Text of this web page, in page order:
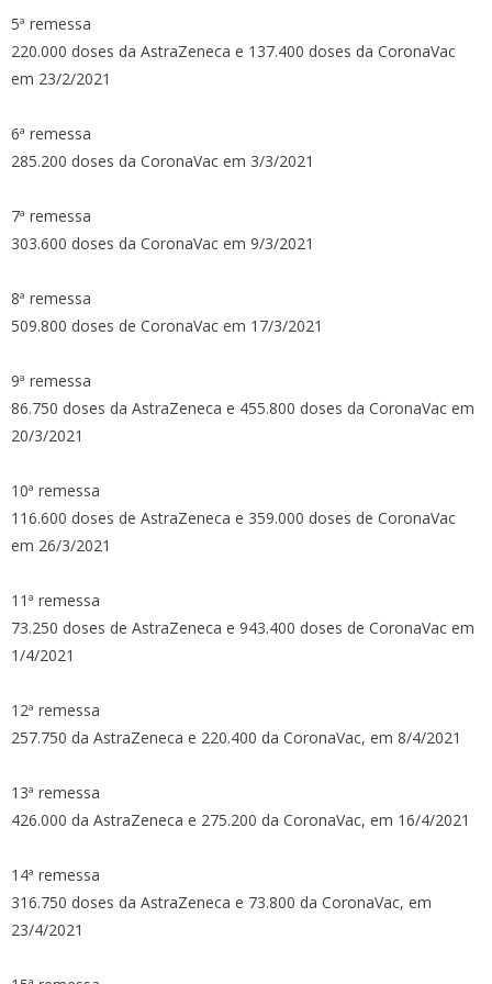
5ª remessa
220.000 doses da AstraZeneca e 137.400 doses da CoronaVac
em 23/2/2021
6ª remessa
285.200 doses da CoronaVac em 3/3/2021
7ª remessa
303.600 doses da CoronaVac em 9/3/2021
8ª remessa
509.800 doses de CoronaVac em 17/3/2021
9ª remessa
86.750 doses da AstraZeneca e 455.800 doses da CoronaVac em
20/3/2021
10ª remessa
116.600 doses de AstraZeneca e 359.000 doses de CoronaVac
em 26/3/2021
11ª remessa
73.250 doses de AstraZeneca e 943.400 doses de CoronaVac em
1/4/2021
12ª remessa
257.750 da AstraZeneca e 220.400 da CoronaVac, em 8/4/2021
13ª remessa
426.000 da AstraZeneca e 275.200 da CoronaVac, em 16/4/2021
14ª remessa
316.750 doses da AstraZeneca e 73.800 da CoronaVac, em
23/4/2021